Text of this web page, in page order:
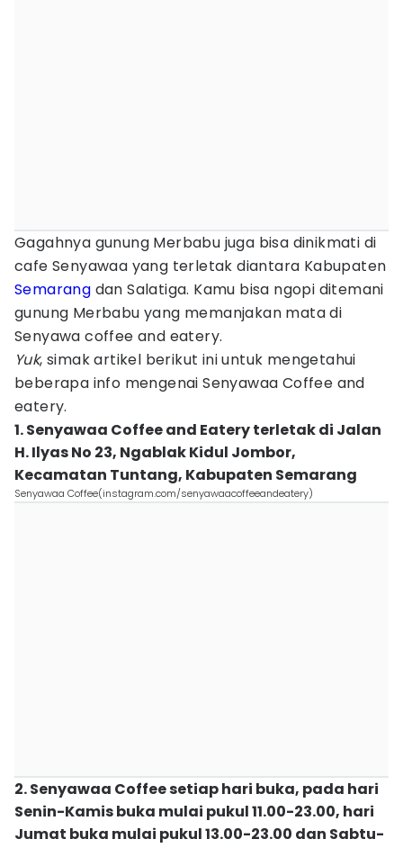
Gagahnya gunung Merbabu juga bisa dinikmati di
cafe Senyawaa yang terletak diantara Kabupaten
Semarang dan Salatiga. Kamu bisa ngopi ditemani
gunung Merbabu yang memanjakan mata di
Senyawa coffee and eatery.
Yuk, simak artikel berikut ini untuk mengetahui
beberapa info mengenai Senyawaa Coffee and
eatery.
1. Senyawaa Coffee and Eatery terletak di Jalan
H. Ilyas No 23, Ngablak Kidul Jombor,
Kecamatan Tuntang, Kabupaten Semarang
Senyawaa Coffee(instagram.com/senyawaacoffeeandeatery)
2. Senyawaa Coffee setiap hari buka, pada hari
Senin-Kamis buka mulai pukul 11.00-23.00, hari
Jumat buka mulai pukul 13.00-23.00 dan Sabtu-